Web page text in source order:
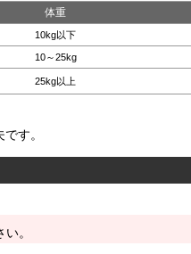
体重
10kg以下
10～25kg
25kg以上
す。
。